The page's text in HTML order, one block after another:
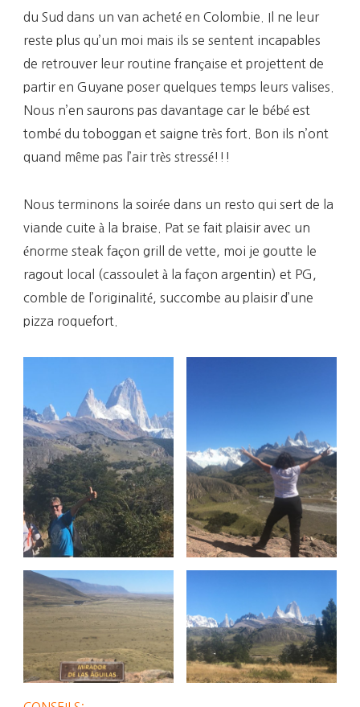
du Sud dans un van acheté en Colombie. Il ne leur
reste plus qu’un moi mais ils se sentent incapables
de retrouver leur routine française et projettent de
partir en Guyane poser quelques temps leurs valises.
Nous n’en saurons pas davantage car le bébé est
tombé du toboggan et saigne très fort. Bon ils n’ont
quand même pas l’air très stressé!!!
Nous terminons la soirée dans un resto qui sert de la
viande cuite à la braise. Pat se fait plaisir avec un
énorme steak façon grill de vette, moi je goutte le
ragout local (cassoulet à la façon argentin) et PG,
comble de l’originalité, succombe au plaisir d’une
pizza roquefort.